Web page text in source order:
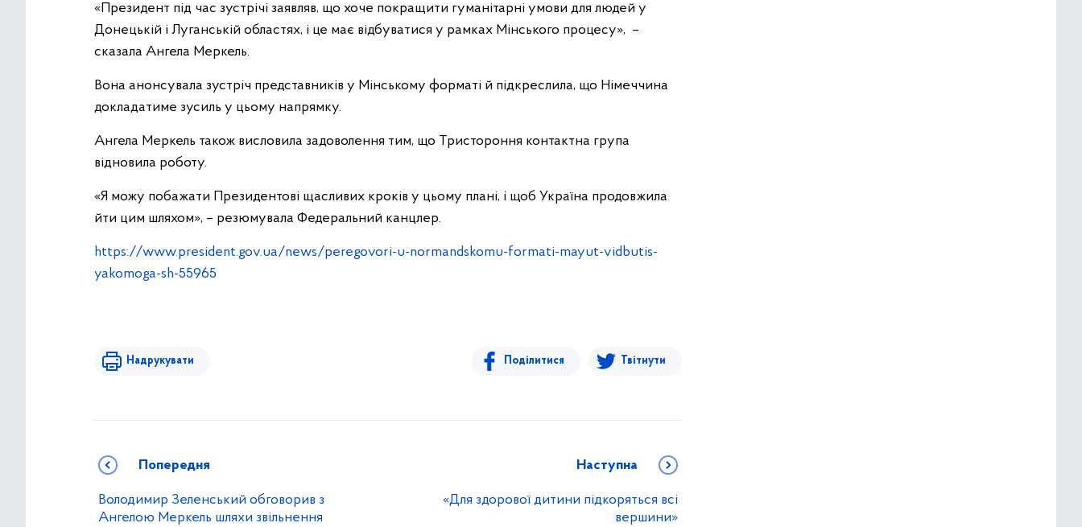
«Президент під час зустрічі заявляв, що хоче покращити гуманітарні умови для людей у
Донецькій і Луганській областях, і це має відбуватися у рамках Мінського процесу», –
сказала Ангела Меркель.
Вона анонсувала зустріч представників у Мінському форматі й підкреслила, що Німеччина
докладатиме зусиль у цьому напрямку.
Ангела Меркель також висловила задоволення тим, що Тристороння контактна група
відновила роботу.
«Я можу побажати Президентові щасливих кроків у цьому плані, і щоб Україна продовжила
йти цим шляхом», – резюмувала Федеральний канцлер.
https://www.president.gov.ua/news/peregovori-u-normandskomu-formati-mayut-vidbutis-
yakomoga-sh-55965
Надрукувати Поділитися Твітнути
Попередня
Володимир Зеленський обговорив з
Ангелою Меркель шляхи звільнення
Наступна
«Для здорової дитини підкоряться всі
вершини»